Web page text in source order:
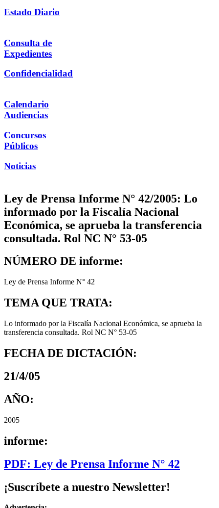
Estado Diario
Consulta de
Expedientes
Confidencialidad
Calendario
Audiencias
Concursos
Públicos
Noticias
Ley de Prensa Informe N° 42/2005: Lo
informado por la Fiscalía Nacional
Económica, se aprueba la transferencia
consultada. Rol NC N° 53-05
NÚMERO DE informe:
Ley de Prensa Informe N° 42
TEMA QUE TRATA:
Lo informado por la Fiscalía Nacional Económica, se aprueba la
transferencia consultada. Rol NC N° 53-05
FECHA DE DICTACIÓN:
21/4/05
AÑO:
2005
informe:
PDF: Ley de Prensa Informe N° 42
¡Suscríbete a nuestro Newsletter!